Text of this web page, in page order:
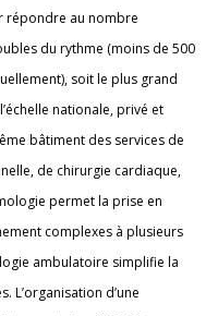
répondre au nombre
du rythme (moins de 500
soit le plus grand
nationale, privé et
bâtiment des services de
de chirurgie cardiaque,
permet la prise en
complexes à plusieurs
ambulatoire simplifie la
L’organisation d’une